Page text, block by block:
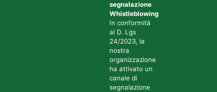
segnalazione
Whistleblowing
In conformità
al D. Lgs
24/2023, la
nostra
organizzazione
ha attivato un
canale di
segnalazione